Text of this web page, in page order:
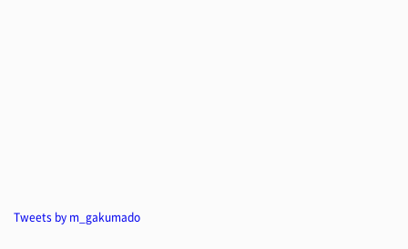
Tweets by m_gakumado